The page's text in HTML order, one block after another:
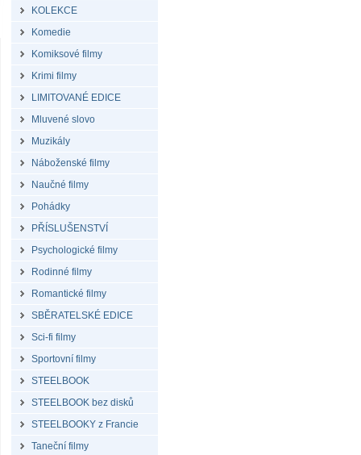
KOLEKCE
Komedie
Komiksové filmy
Krimi filmy
LIMITOVANÉ EDICE
Mluvené slovo
Muzikály
Náboženské filmy
Naučné filmy
Pohádky
PŘÍSLUŠENSTVÍ
Psychologické filmy
Rodinné filmy
Romantické filmy
SBĚRATELSKÉ EDICE
Sci-fi filmy
Sportovní filmy
STEELBOOK
STEELBOOK bez disků
STEELBOOKY z Francie
Taneční filmy